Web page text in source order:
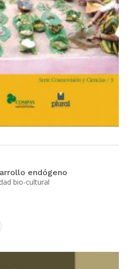
endógeno
bio-cultural